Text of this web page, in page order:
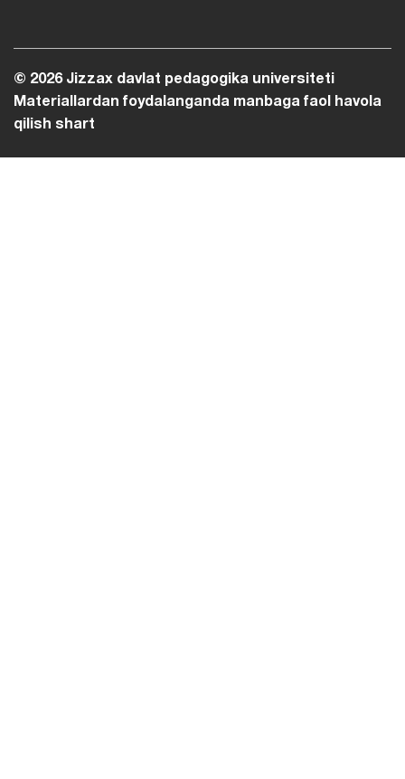
© 2026 Jizzax davlat pedagogika universiteti
Materiallardan foydalanganda manbaga faol havola
qilish shart